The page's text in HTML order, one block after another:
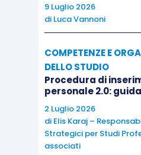
9 Luglio 2026
di Luca Vannoni
COMPETENZE E
DELLO STUDIO
Procedura di
personale 2.0:
2 Luglio 2026
di Elis Karaj –
Strategici per Studi
associati